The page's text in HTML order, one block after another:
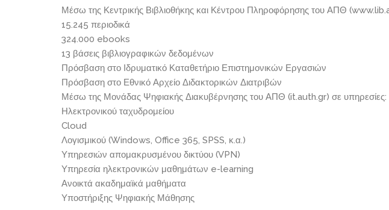
Μέσω της Κεντρικής Βιβλιοθήκης και Κέντρου Πληροφόρησης του ΑΠΘ
15.245 περιοδικά
324.000 ebooks
13 βάσεις βιβλιογραφικών δεδομένων
Πρόσβαση στο Ιδρυματικό Καταθετήριο Επιστημονικών Εργασιών
Πρόσβαση στο Εθνικό Αρχείο Διδακτορικών Διατριβών
Μέσω της Μονάδας Ψηφιακής Διακυβέρνησης του ΑΠΘ (it.auth.gr) σε υπηρεσίες:
Ηλεκτρονικού ταχυδρομείου
Cloud
Λογισμικού (Windows, Office 365, SPSS, κ.α.)
Υπηρεσιών απομακρυσμένου δικτύου (VPN)
Υπηρεσία ηλεκτρονικών μαθημάτων e-learning
Ανοικτά ακαδημαϊκά μαθήματα
Υποστήριξης Ψηφιακής Μάθησης